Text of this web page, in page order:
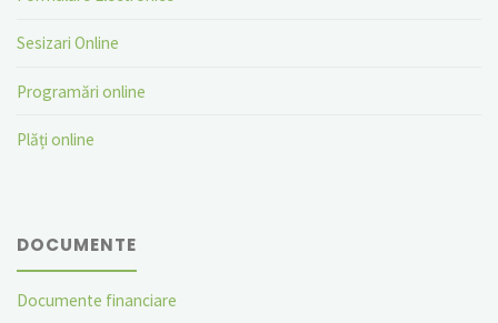
Sesizari Online
Programări online
Plăți online
DOCUMENTE
Documente financiare